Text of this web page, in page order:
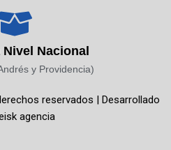
a
b
e
k
Nacional
y Providencia)
reservados | Desarrollado
agencia